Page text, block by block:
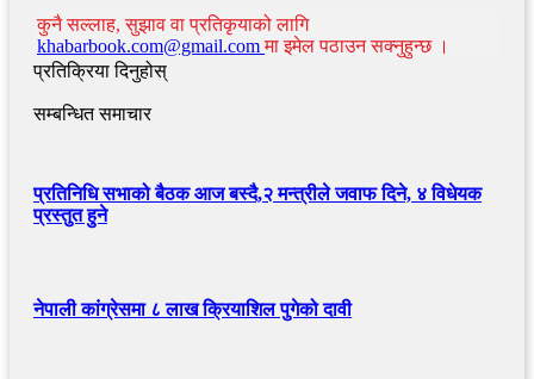
कुनै सल्लाह, सुझाव वा प्रतिकृयाको लागि
khabarbook.com@gmail.comमा इमेल पठाउन सक्नुहुन्छ ।
प्रतिक्रिया दिनुहोस्
सम्बन्धित समाचार
प्रतिनिधि सभाको बैठक आज बस्दै,२ मन्त्रीले जवाफ दिने, ४ विधेयक
प्रस्तुत हुने
नेपाली कांग्रेसमा ८ लाख क्रियाशिल पुगेको दावी